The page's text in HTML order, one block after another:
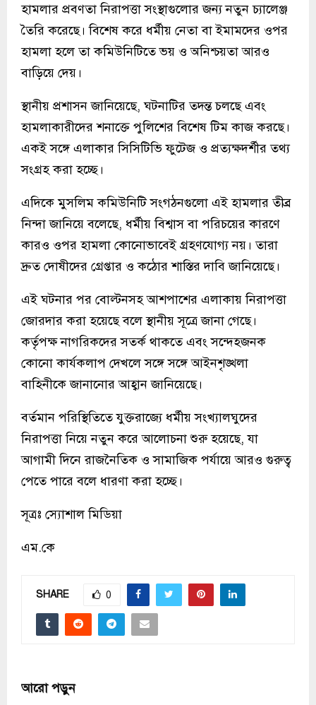
হামলার প্রবণতা নিরাপত্তা সংস্থাগুলোর জন্য নতুন চ্যালেঞ্জ
তৈরি করেছে। বিশেষ করে ধর্মীয় নেতা বা ইমামদের ওপর
হামলা হলে তা কমিউনিটিতে ভয় ও অনিশ্চয়তা আরও
বাড়িয়ে দেয়।
স্থানীয় প্রশাসন জানিয়েছে, ঘটনাটির তদন্ত চলছে এবং
হামলাকারীদের শনাক্তে পুলিশের বিশেষ টিম কাজ করছে।
একই সঙ্গে এলাকার সিসিটিভি ফুটেজ ও প্রত্যক্ষদর্শীর তথ্য
সংগ্রহ করা হচ্ছে।
এদিকে মুসলিম কমিউনিটি সংগঠনগুলো এই হামলার তীব্র
নিন্দা জানিয়ে বলেছে, ধর্মীয় বিশ্বাস বা পরিচয়ের কারণে
কারও ওপর হামলা কোনোভাবেই গ্রহণযোগ্য নয়। তারা
দ্রুত দোষীদের গ্রেপ্তার ও কঠোর শাস্তির দাবি জানিয়েছে।
এই ঘটনার পর বোল্টনসহ আশপাশের এলাকায় নিরাপত্তা
জোরদার করা হয়েছে বলে স্থানীয় সূত্রে জানা গেছে।
কর্তৃপক্ষ নাগরিকদের সতর্ক থাকতে এবং সন্দেহজনক
কোনো কার্যকলাপ দেখলে সঙ্গে সঙ্গে আইনশৃঙ্খলা
বাহিনীকে জানানোর আহ্বান জানিয়েছে।
বর্তমান পরিস্থিতিতে যুক্তরাজ্যে ধর্মীয় সংখ্যালঘুদের
নিরাপত্তা নিয়ে নতুন করে আলোচনা শুরু হয়েছে, যা
আগামী দিনে রাজনৈতিক ও সামাজিক পর্যায়ে আরও গুরুত্ব
পেতে পারে বলে ধারণা করা হচ্ছে।
সূত্রঃ স্যোশাল মিডিয়া
এম.কে
SHARE 0
আরো পড়ুন